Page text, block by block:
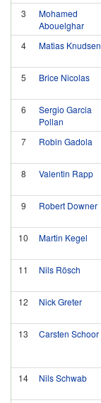
3
Mohamed
Abouelghar
4 Matias Knudsen
5 Brice Nicolas
6
Sergio Garcia
Pollan
7 Robin Gadola
8 Valentin Rapp
9 Robert Downer
10 Martin Kegel
11 Nils Rösch
12 Nick Greter
13 Carsten Schoor
14 Nils Schwab